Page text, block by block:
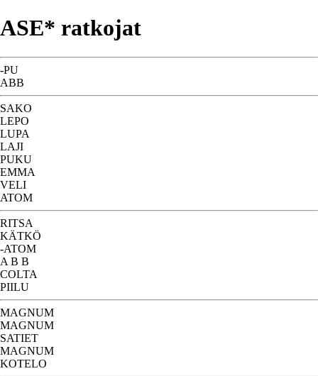
ASE* ratkojat
-PU
ABB
SAKO
LEPO
LUPA
LAJI
PUKU
EMMA
VELI
ATOM
RITSA
KÄTKÖ
-ATOM
A B B
COLTA
PIILU
MAGNUM
MAGNUM
SATIET
MAGNUM
KOTELO